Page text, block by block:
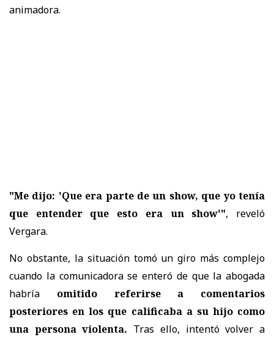
animadora.
"Me dijo: 'Que era parte de un show, que yo tenía
que entender que esto era un show'", reveló
Vergara.
No obstante, la situación tomó un giro más complejo
cuando la comunicadora se enteró de que la abogada
habría omitido referirse a comentarios
posteriores en los que calificaba a su hijo como
una persona violenta. Tras ello, intentó volver a